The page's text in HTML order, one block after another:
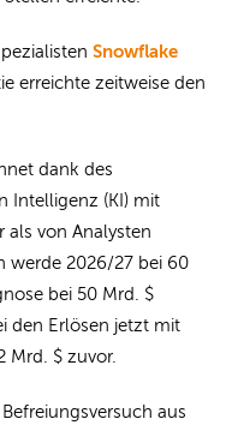
Snowflake
erreichte zeitweise den
dank des
Intelligenz (KI) mit
als von Analysten
werde 2026/27 bei 60
bei 50 Mrd. $
den Erlösen jetzt mit
Mrd. $ zuvor.
aus